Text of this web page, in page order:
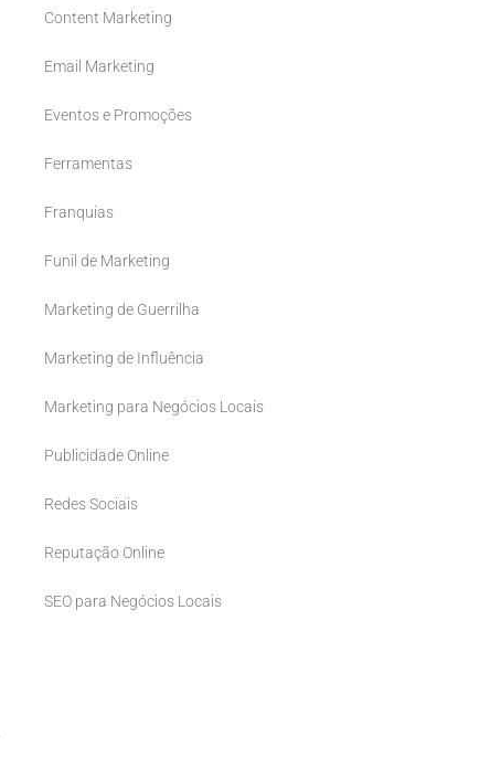
Content Marketing
Email Marketing
Eventos e Promoções
Ferramentas
Franquias
Funil de Marketing
Marketing de Guerrilha
Marketing de Influência
Marketing para Negócios Locais
Publicidade Online
Redes Sociais
Reputação Online
SEO para Negócios Locais